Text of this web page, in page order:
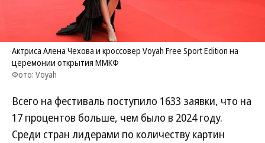
Актриса Алена Чехова и кроссовер Voyah Free Sport Edition на
церемонии открытия ММКФ
Фото: Voyah
Всего на фестиваль поступило 1633 заявки, что на
17 процентов больше, чем было в 2024 году.
Среди стран лидерами по количеству картин